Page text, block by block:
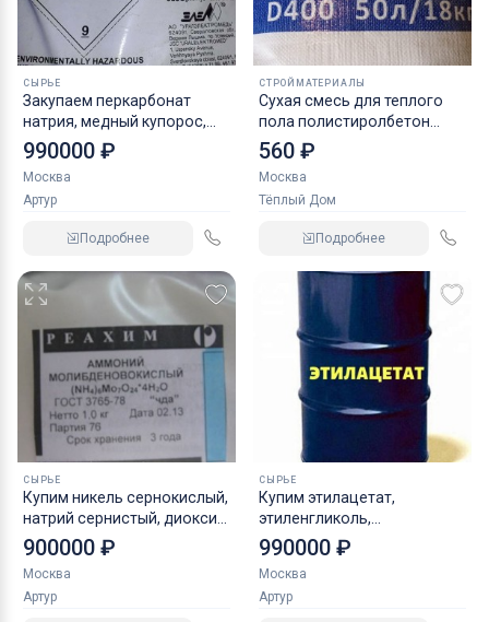
СЫРЬЕ
Закупаем перкарбонат
натрия, медный купорос,
калий хлористый
неликвиды по РФ
990000 ₽
Москва
Артур
Подробнее
СТРОЙМАТЕРИАЛЫ
Cухая смесь для теплого
пола полистиролбетон
теплобетон
560 ₽
Москва
Тёплый Дом
Подробнее
СЫРЬЕ
Купим никель сернокислый,
натрий сернистый, диоксид
титана и прочую химию
900000 ₽
Москва
Артур
СЫРЬЕ
Купим этилацетат,
этиленгликоль,
моноэтиленгликоль,
бутилгликоль и другую
химию
990000 ₽
Москва
Артур